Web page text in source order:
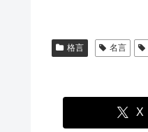
格言 名言
X